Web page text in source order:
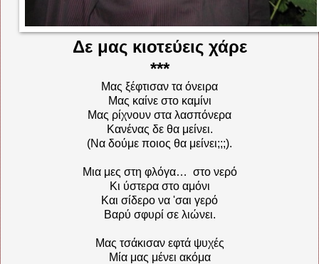
Δε μας κιοτεύεις χάρε
***
Μας ξέφτισαν τα όνειρα
Μας καίνε στο καμίνι
Μας ρίχνουν στα λασπόνερα
Κανένας δε θα μείνει.
(Να δούμε ποιος θα μείνει;;;).
Μια μες στη φλόγα… στο νερό
Κι ύστερα στο αμόνι
Και σίδερο να 'σαι γερό
Βαρύ σφυρί σε λιώνει.
Μας τσάκισαν εφτά ψυχές
Μία μας μένει ακόμα